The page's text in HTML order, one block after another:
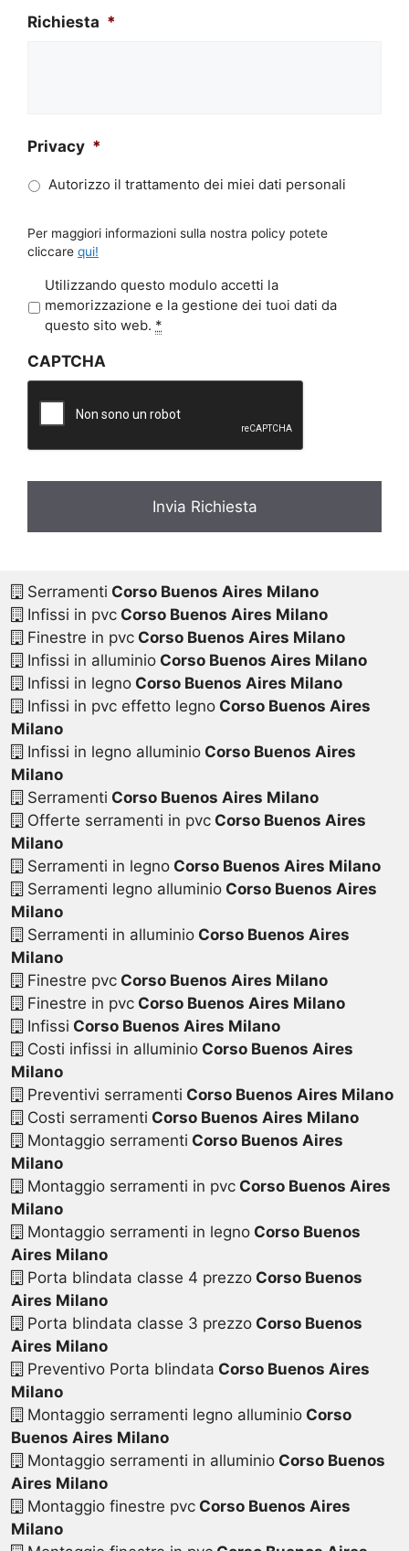
Richiesta *
Privacy *
Autorizzo il trattamento dei miei dati personali
Per maggiori informazioni sulla nostra policy potete
cliccare qui!
r
a
c
*
Utilizzando questo modulo accetti la
memorizzazione e la gestione dei tuoi dati da
questo sito web. *
CAPTCHA
Serramenti Corso Buenos Aires Milano
Infissi in pvcCorso Buenos Aires Milano
Finestre in pvcCorso Buenos Aires Milano
Infissi in alluminioCorso Buenos Aires Milano
Infissi in legnoCorso Buenos Aires Milano
Infissi in pvc effetto legnoCorso Buenos Aires
Milano
Infissi in legno alluminioCorso Buenos Aires
Milano
Serramenti Corso Buenos Aires Milano
Offerte serramenti in pvcCorso Buenos Aires
Milano
Serramenti in legnoCorso Buenos Aires Milano
Serramenti legno alluminioCorso Buenos Aires
Milano
Serramenti in alluminioCorso Buenos Aires
Milano
Finestre pvcCorso Buenos Aires Milano
Finestre in pvcCorso Buenos Aires Milano
Infissi Corso Buenos Aires Milano
Costi infissi in alluminioCorso Buenos Aires
Milano
Preventivi serramenti Corso Buenos Aires Milano
Costi serramenti Corso Buenos Aires Milano
Montaggio serramenti Corso Buenos Aires
Milano
Montaggio serramenti in pvcCorso Buenos Aires
Milano
Montaggio serramenti in legnoCorso Buenos
Aires Milano
Porta blindata classe 4 prezzoCorso Buenos
Aires Milano
Porta blindata classe 3 prezzoCorso Buenos
Aires Milano
Preventivo Porta blindata Corso Buenos Aires
Milano
Montaggio serramenti legno alluminioCorso
Buenos Aires Milano
Montaggio serramenti in alluminioCorso Buenos
Aires Milano
Montaggio finestre pvcCorso Buenos Aires
Milano